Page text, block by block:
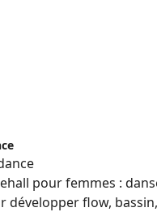
pour femmes :
développer flow,